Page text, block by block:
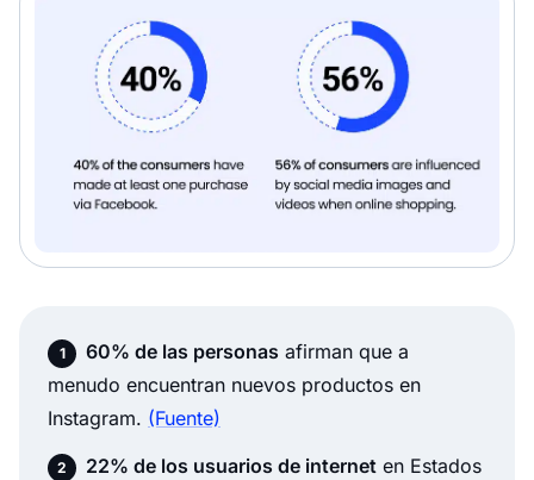
60% de las personas afirman que a
menudo encuentran nuevos productos en
Instagram. (Fuente)
22% de los usuarios de internet en Estados